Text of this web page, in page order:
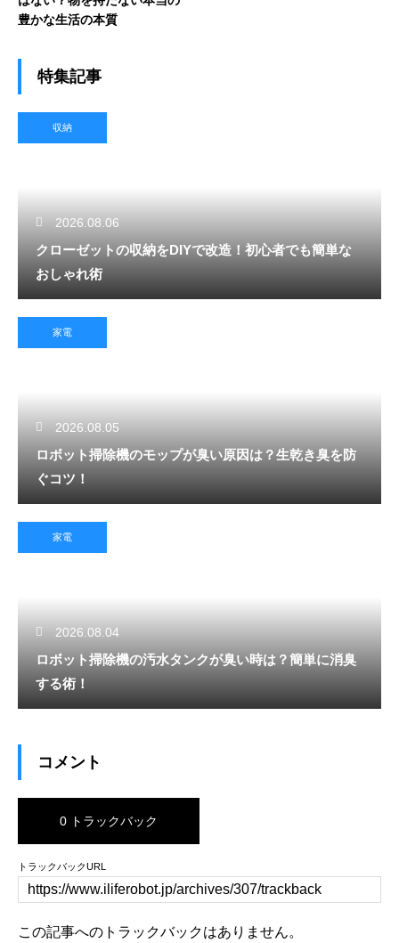
豊かな生活の本質
特集記事
収納
2026.08.06
クローゼットの収納をDIYで改造！初心者でも簡単な
おしゃれ術
家電
2026.08.05
ロボット掃除機のモップが臭い原因は？生乾き臭を防
ぐコツ！
家電
2026.08.04
ロボット掃除機の汚水タンクが臭い時は？簡単に消臭
する術！
コメント
0 トラックバック
トラックバックURL
この記事へのトラックバックはありません。